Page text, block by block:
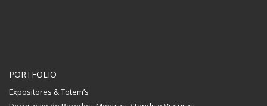
PORTFOLIO
Expositores & Totem’s